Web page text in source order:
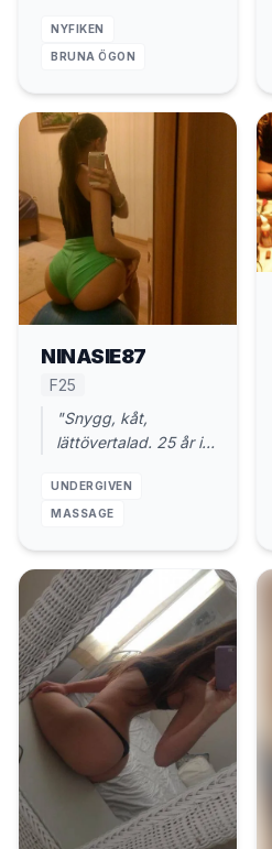
kommer."
NYFIKEN
BRUNA ÖGON
NINASIE87
F25
"Snygg, kåt,
lättövertalad. 25 år i
leder, jag följer."
UNDERGIVEN
MASSAGE